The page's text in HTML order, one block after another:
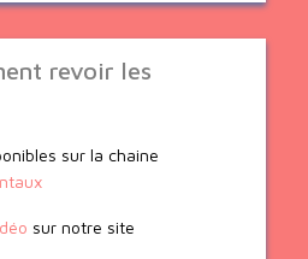
revoir les
sur la chaine
sur notre site